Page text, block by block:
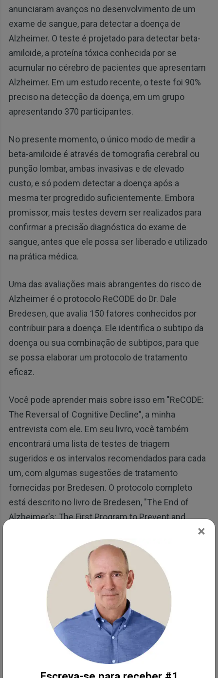
anunciaram avanços no desenvolvimento de um
exame de sangue, para detectar a doença de
Alzheimer. O teste é projetado para detectar beta-
amiloide, a proteína tóxica conhecida por se
acumular no cérebro de pacientes que apresentam
Alzheimer. Em um estudo recente, o teste foi 90%
preciso na detecção da doença, em um grupo
apresentando 370 participantes.
No presente momento, o único modo de medir a
beta-amiloide é através de tomografia cerebral ou
punção lombar, ambas invasivas e de elevado
custo, e só podem detectar a doença após a
mesma ter progredido suficientemente. Embora
promissor, mais testes devem ser realizados para
confirmar a precisão diagnóstica do exame de
sangue, antes que ele possa ser liberado e utilizado
na prática médica.
Uma das avaliações mais abrangentes do risco de
Alzheimer é o protocolo ReCODE do Dr. Dale
Bredesen, que avalia 150 fatores conhecidos por
contribuir para a doença. Ele identifica o subtipo da
doença ou sua combinação de subtipos, para que
se possa elaborar um protocolo de tratamento
eficaz.
Você pode aprender mais sobre isso em "ReCODE:
The Reversal of Cognitive Decline", a minha
entrevista com ele. Em seu livro, você também
encontrará uma lista de testes de triagem
sugeridos e os intervalos recomendados para cada
um, com algumas sugestões de tratamento
fornecidas por Bredesen. O protocolo completo
está descrito no livro de Bredesen, "The End of
Alzheimer's: The First Program to Prevent and
O açafrão pode reduzir o risco de
Alzheimer, segundo mostrado por um
Outros desenvolvimentos recentes incluem um
estudo mostrando que a curcumina pode reduzir o
risco de Alzheimer, melhorando a memória e o foco.
O estudo duplo-cego, controlado por placebo,
publicado no American Journal of Geriatric
×